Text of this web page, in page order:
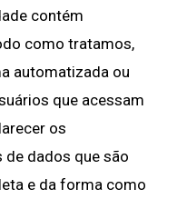
contém
como tratamos,
automatizada ou
que acessam
os
dados que são
e da forma como